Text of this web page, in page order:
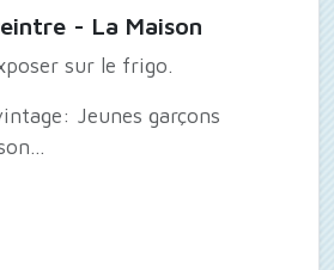
- La Maison
sur le frigo.
Jeunes garçons